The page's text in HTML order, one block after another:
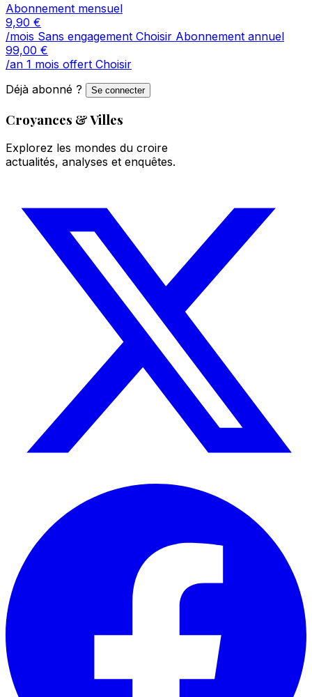
Abonnement mensuel
9,90 €
/mois Sans engagement Choisir Abonnement annuel
99,00 €
/an 1 mois offert Choisir
Déjà abonné ?
Se connecter
Croyances & Villes
Explorez les mondes du croire
actualités, analyses et enquêtes.